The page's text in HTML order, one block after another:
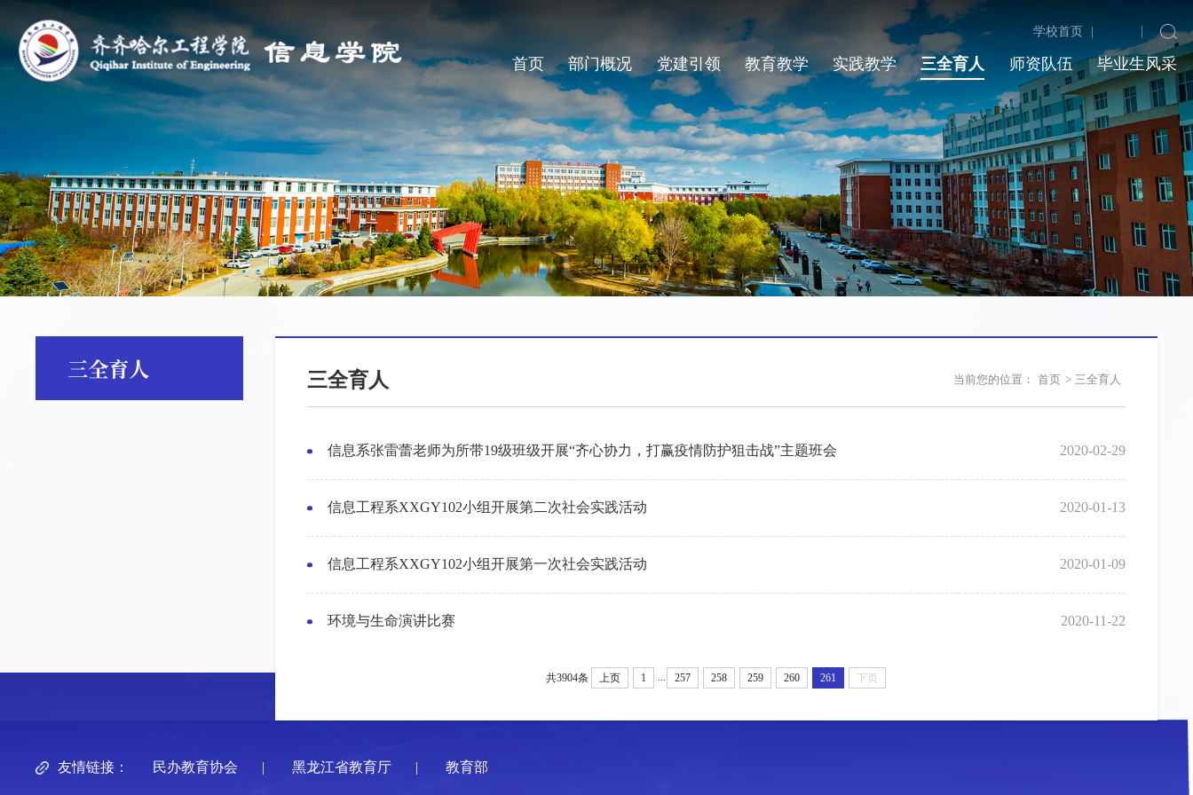
学校首页 |
首页 部门概况 党建引领 教育教学 实践教学 三全育人 师资队伍 毕业生风采
三全育人 三全育人 当前您的位置： 首页 > 三全育人
2020-02-29
信息系张雷蕾老师为所带19级班级开展“齐心协力，打赢疫情防护狙击战”主题班会
2020-01-13
信息工程系XXGY102小组开展第二次社会实践活动
2020-01-09
信息工程系XXGY102小组开展第一次社会实践活动
2020-11-22
环境与生命演讲比赛
共3904条 上页 1 ... 257 258 259 260 261 下页
友情链接： 民办教育协会 | 黑龙江省教育厅 | 教育部